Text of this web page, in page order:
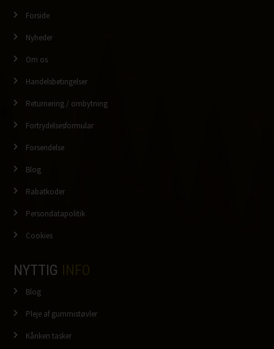
Forside
Nyheder
Om os
Handelsbetingelser
Returnering / ombytning
Fortrydelsesformular
Forsendelse
Blog
Rabatkoder
Persondatapolitik
Cookies
NYTTIG
Blog
Pleje af gummistøvler
Kånken tasker